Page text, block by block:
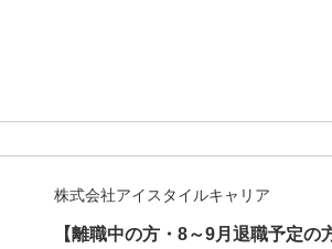
株式会社アイスタイルキャリア
【離職中の方・8～9月退職予定